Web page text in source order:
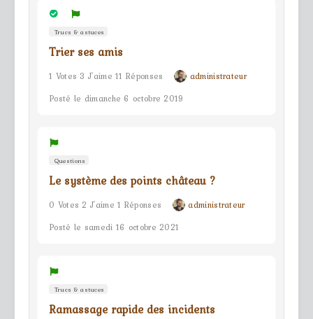
Trucs & astuces
Trier ses amis
1 Votes 3 J'aime 11 Réponses
administrateur
Posté le dimanche 6 octobre 2019
Questions
Le système des points château ?
0 Votes 2 J'aime 1 Réponses
administrateur
Posté le samedi 16 octobre 2021
Trucs & astuces
Ramassage rapide des incidents